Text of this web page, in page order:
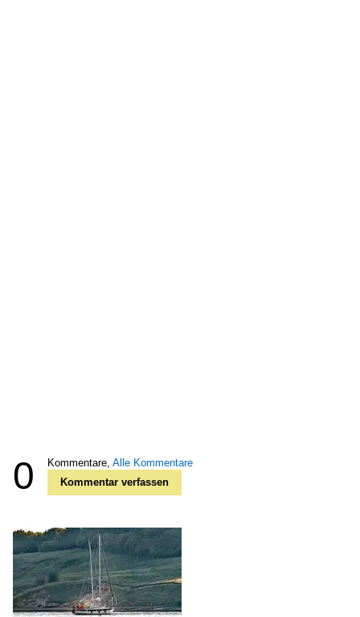
0 Kommentare, Alle Kommentare
Kommentar verfassen